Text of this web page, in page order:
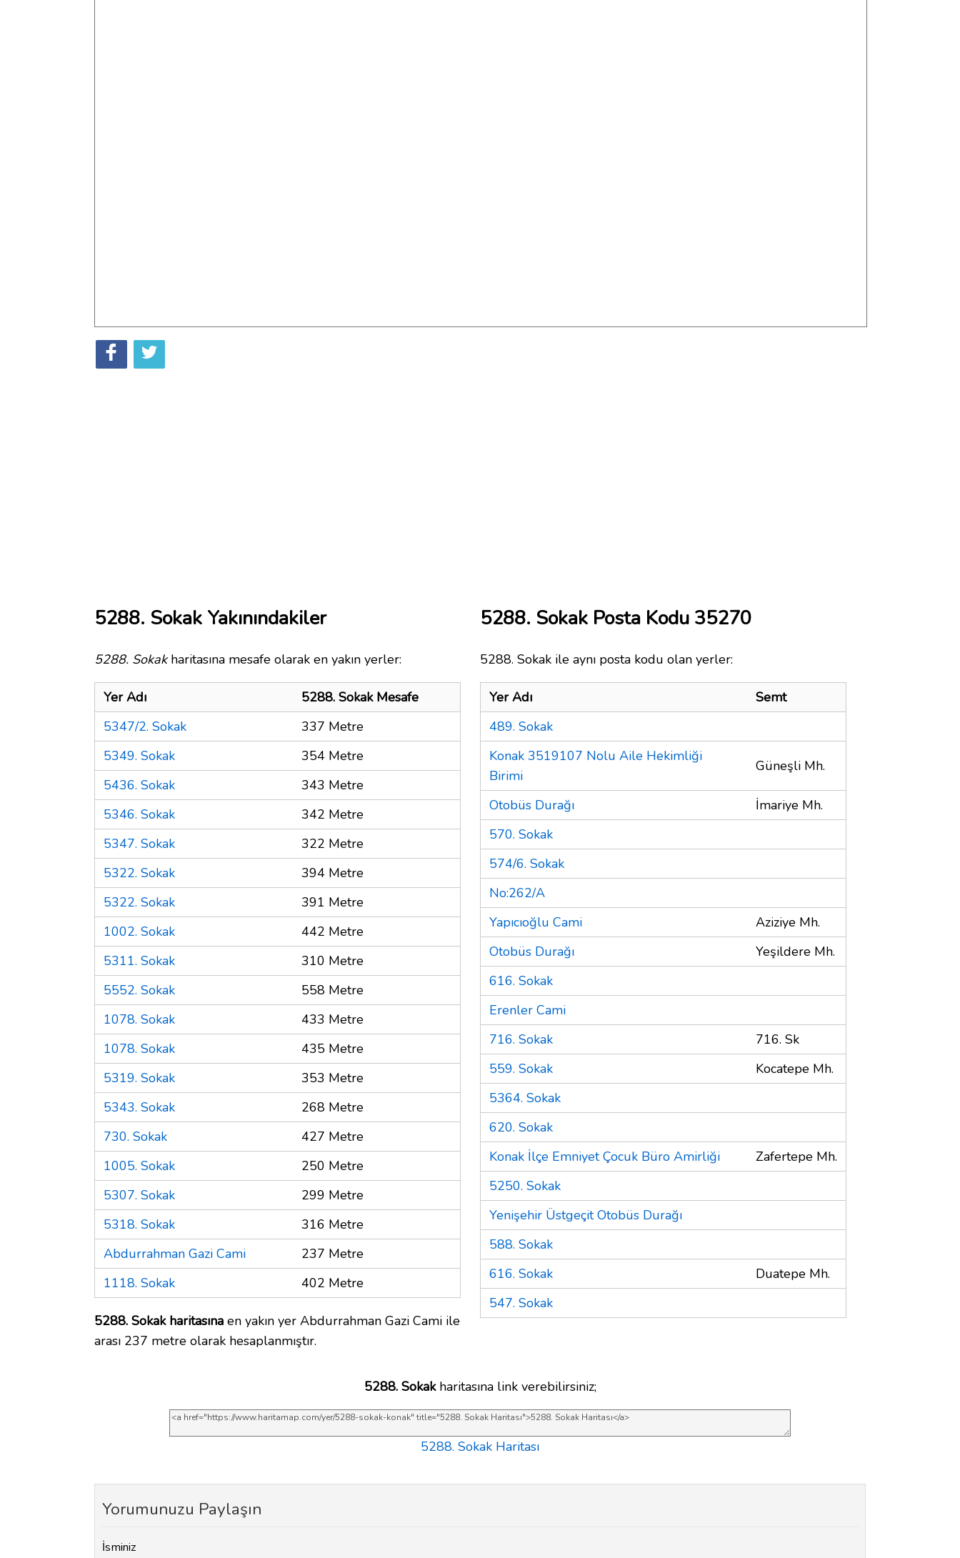
5288. Sokak Yakınındakiler
5288. Sokakharitasına mesafe olarak en yakın yerler:
Yer Adı
5288. Sokak Mesafe
5347/2. Sokak
337 Metre
5349. Sokak
354 Metre
5436. Sokak
343 Metre
5346. Sokak
342 Metre
5347. Sokak
322 Metre
5322. Sokak
394 Metre
5322. Sokak
391 Metre
1002. Sokak
442 Metre
5311. Sokak
310 Metre
5552. Sokak
558 Metre
1078. Sokak
433 Metre
1078. Sokak
435 Metre
5319. Sokak
353 Metre
5343. Sokak
268 Metre
730. Sokak
427 Metre
1005. Sokak
250 Metre
5307. Sokak
299 Metre
5318. Sokak
316 Metre
Abdurrahman Gazi Cami
237 Metre
1118. Sokak
402 Metre
5288. Sokak haritasına en yakın yer Abdurrahman Gazi Cami ile
arası 237 metre olarak hesaplanmıştır.
5288. Sokak Posta Kodu 35270
5288. Sokak ile aynı posta kodu olan yerler:
Yer Adı
Semt
489. Sokak
Konak 3519107 Nolu Aile Hekimliği
Birimi
Güneşli Mh.
Otobüs Durağı
İmariye Mh.
570. Sokak
574/6. Sokak
No:262/A
Yapıcıoğlu Cami
Aziziye Mh.
Otobüs Durağı
Yeşildere Mh.
616. Sokak
Erenler Cami
716. Sokak
716. Sk
559. Sokak
Kocatepe Mh.
5364. Sokak
620. Sokak
Konak İlçe Emniyet Çocuk Büro Amirliği
Zafertepe Mh.
5250. Sokak
Yenişehir Üstgeçit Otobüs Durağı
588. Sokak
616. Sokak
Duatepe Mh.
547. Sokak
5288. Sokakharitasına link verebilirsiniz;
5288. Sokak Haritası
Yorumunuzu Paylaşın
İsminiz